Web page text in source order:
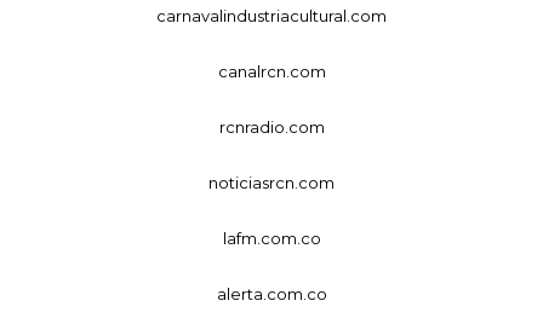
carnavalindustriacultural.com
canalrcn.com
rcnradio.com
noticiasrcn.com
lafm.com.co
alerta.com.co